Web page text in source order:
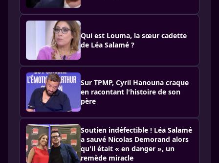
Qui est Louma, la sœur cadette
de Léa Salamé ?
Sur TPMP, Cyril Hanouna craque
en racontant l'histoire de son
père
Soutien indéfectible ! Léa Salamé
a sauvé Nicolas Demorand alors
qu'il était « en danger », un
remède miracle